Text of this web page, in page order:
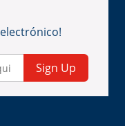
Sign Up